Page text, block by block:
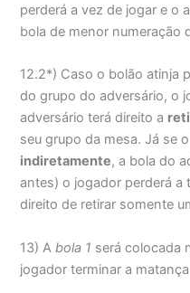
perderá a vez de jogar e o
bola de menor numeração
12.2*) Caso o bolão atinja
do grupo do adversário, o
adversário terá direito a
seu grupo da mesa. Já se
indiretamente, a bola do
antes) o jogador perderá a
direito de retirar somente
13) A bola 1 será colocada
jogador terminar a